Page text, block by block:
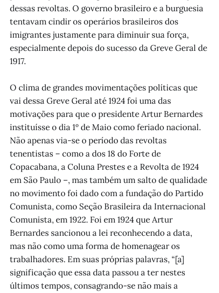
dessas revoltas. O governo brasileiro e a burguesia
tentavam cindir os operários brasileiros dos
imigrantes justamente para diminuir sua força,
especialmente depois do sucesso da Greve Geral de
1917.
O clima de grandes movimentações políticas que
vai dessa Greve Geral até 1924 foi uma das
motivações para que o presidente Artur Bernardes
instituísse o dia 1º de Maio como feriado nacional.
Não apenas via-se o período das revoltas
tenentistas – como a dos 18 do Forte de
Copacabana, a Coluna Prestes e a Revolta de 1924
em São Paulo –, mas também um salto de qualidade
no movimento foi dado com a fundação do Partido
Comunista, como Seção Brasileira da Internacional
Comunista, em 1922. Foi em 1924 que Artur
Bernardes sancionou a lei reconhecendo a data,
mas não como uma forma de homenagear os
trabalhadores. Em suas próprias palavras, “[a]
significação que essa data passou a ter nestes
últimos tempos, consagrando-se não mais a